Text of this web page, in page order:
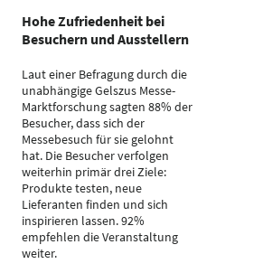
Hohe Zufriedenheit bei
Besuchern und Ausstellern
Laut einer Befragung durch die
unabhängige Gelszus Messe-
Marktforschung sagten 88% der
Besucher, dass sich der
Messebesuch für sie gelohnt
hat. Die Besucher verfolgen
weiterhin primär drei Ziele:
Produkte testen, neue
Lieferanten finden und sich
inspirieren lassen. 92%
empfehlen die Veranstaltung
weiter.